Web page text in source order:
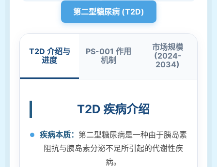
第二型糖尿病 (T2D)
T2D 介绍与
进度
PS-001 作用
机制
市场规模
(2024-
2034)
T2D 疾病介绍
疾病本质： 第二型糖尿病是一种由于胰岛素
阻抗与胰岛素分泌不足所引起的代谢性疾
病。